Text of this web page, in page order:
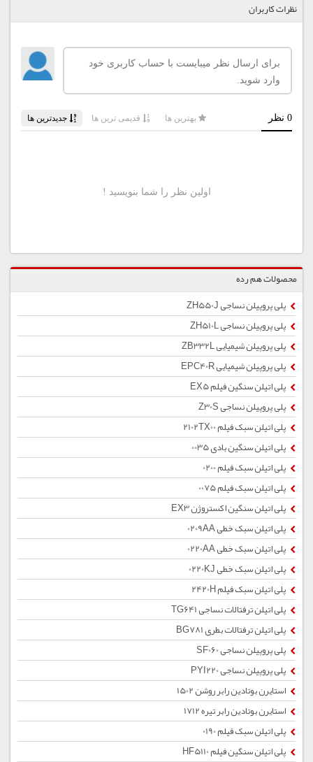
نظرات کاربران
محصولات هم رده
پلی پروپیلن نساجی ZH550J
پلی پروپیلن نساجی ZH510L
پلی پروپیلن شیمیایی ZB332L
پلی پروپیلن شیمیایی EPC40R
پلی اتیلن سنگین فیلم EX5
پلی پروپیلن نساجی Z30S
پلی اتیلن سبک فیلم 2102TX00
پلی اتیلن سنگین بادی 0035
پلی اتیلن سبک فیلم 0200
پلی اتیلن سبک فیلم 0075
پلی اتیلن سنگین اکستروژن EX3
پلی اتیلن سبک خطی 0209AA
پلی اتیلن سبک خطی 0220AA
پلی اتیلن سبک خطی 0220KJ
پلی اتیلن سبک فیلم 2420H
پلی اتیلن ترفتالات نساجی TG641
پلی اتیلن ترفتالات بطری BG781
پلی پروپیلن نساجی SF060
پلی پروپیلن نساجی PYI220
استایرن بوتادین رابر روشن 1502
استایرن بوتادین رابر تیره 1712
پلی اتیلن سبک فیلم 0190
پلی اتیلن سنگین فیلم HF5110